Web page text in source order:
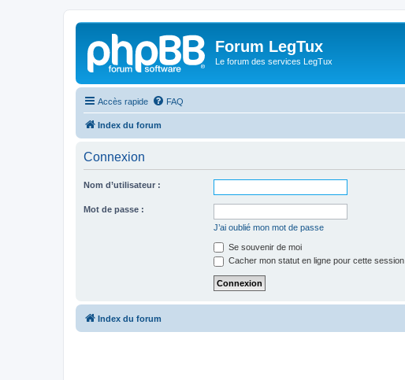
Forum LegTux
Le forum des services LegTux
Accès rapide FAQ
Index du forum
Connexion
Nom d’utilisateur :
Mot de passe :
J’ai oublié mon mot de passe
Se souvenir de moi
Cacher mon statut en ligne pour cette session
Index du forum